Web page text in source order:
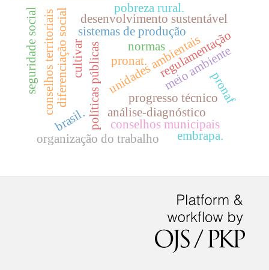
progresso técnico
políticas públicas meio ambiente
organização do trabalho
unidades ambientais
análise-diagnóstico
sistemas de produção
diferenciação social desenvolvimento sustentável
conselhos municipais
conselhos territoriais pronaf
pronat.
seguridade social pobreza rural.
normasregulamentação
brasil.
embrapa.
cultivar